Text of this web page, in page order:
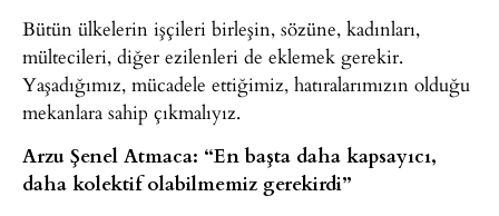
Bütün ülkelerin işçileri birleşin, sözüne, kadınları,
mültecileri, diğer ezilenleri de eklemek gerekir.
Yaşadığımız, mücadele ettiğimiz, hatıralarımızın olduğu
mekanlara sahip çıkmalıyız.
Arzu Şenel Atmaca: “En başta daha kapsayıcı,
daha kolektif olabilmemiz gerekirdi”